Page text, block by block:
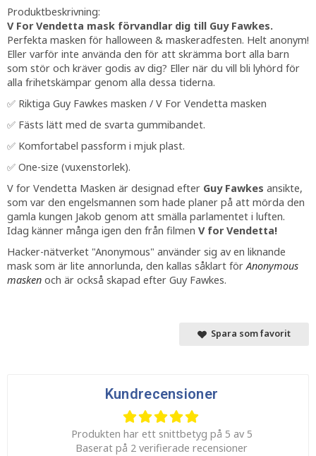
Produktbeskrivning:
V For Vendetta mask förvandlar dig till Guy Fawkes.
Perfekta masken för halloween & maskeradfesten. Helt anonym!
Eller varför inte använda den för att skrämma bort alla barn
som stör och kräver godis av dig? Eller när du vill bli lyhörd för
alla frihetskämpar genom alla dessa tiderna.
✅ Riktiga Guy Fawkes masken / V For Vendetta masken
✅ Fästs lätt med de svarta gummibandet.
✅ Komfortabel passform i mjuk plast.
✅ One-size (vuxenstorlek).
V for Vendetta Masken är designad efter Guy Fawkes ansikte,
som var den engelsmannen som hade planer på att mörda den
gamla kungen Jakob genom att smälla parlamentet i luften.
Idag känner många igen den från filmen V for Vendetta!
Hacker-nätverket "Anonymous" använder sig av en liknande
mask som är lite annorlunda, den kallas såklart förAnonymous
masken och är också skapad efter Guy Fawkes.
Spara som favorit
Kundrecensioner
Produkten har ett snittbetyg på 5 av 5
Baserat på 2 verifierade recensioner